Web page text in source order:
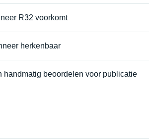
R32 voorkomt
herkenbaar
handmatig beoordelen voor publicatie